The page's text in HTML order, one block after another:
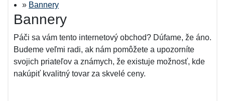
» Bannery
Bannery
Páči sa vám tento internetový obchod? Dúfame, že áno.
Budeme veľmi radi, ak nám pomôžete a upozorníte
svojich priateľov a známych, že existuje možnosť, kde
nakúpiť kvalitný tovar za skvelé ceny.